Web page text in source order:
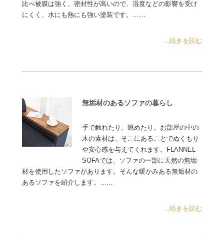
比べ被膜は強く、密封性が高いので、湿度などの影響を受け
にくく、水にも熱にも強い塗装です。……
...続きを読む
無垢材のあるソファの暮らし
手で触れたり、眺めたり。お部屋の中の
木の素材は、そこにあることでぬくもり
や安心感を与えてくれます。FLANNEL
SOFAでは、ソファの一部に天然の無垢
材を使用したソファがあります。そんな暖かみある無垢材の
あるソファを紹介します。……
...続きを読む